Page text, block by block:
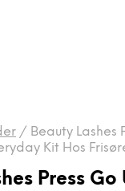
/ Beauty Lashes
Kit Hos
Press